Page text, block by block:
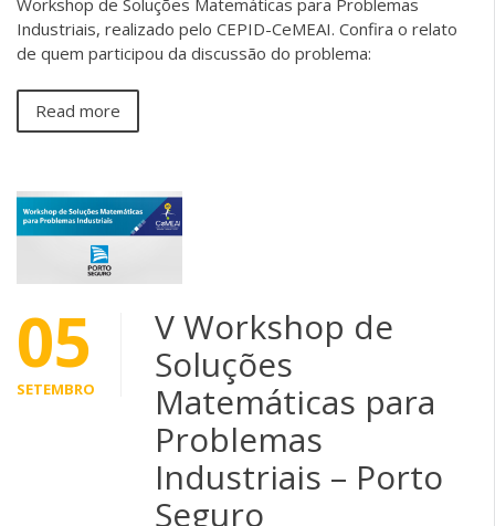
Industriais, realizado pelo CEPID-CeMEAI. Confira o relato
de quem participou da discussão do problema:
Read more
05
SETEMBRO
V Workshop de
Soluções
Matemáticas para
Problemas
Industriais – Porto
Seguro